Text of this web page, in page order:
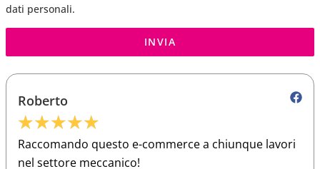
dati personali.
INVIA
Roberto
★★★★★
Raccomando questo e-commerce a chiunque lavori
nel settore meccanico!